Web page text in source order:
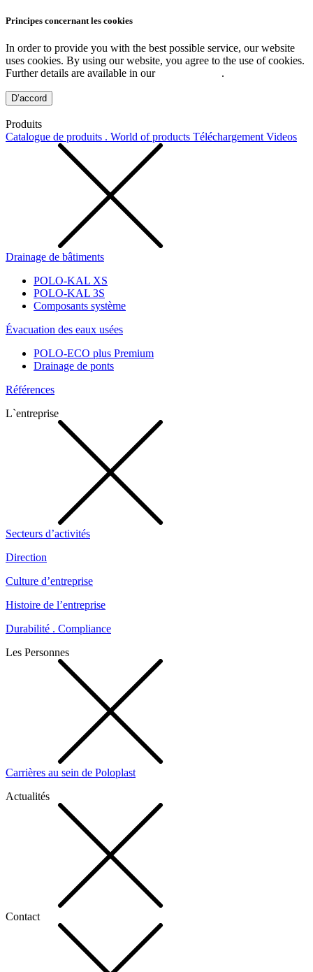
Principes concernant les cookies
In order to provide you with the best possible service, our website
uses cookies. By using our website, you agree to the use of cookies.
Further details are available in our
.
D’accord
Produits
Catalogue de produits . World of products Téléchargement Videos
Drainage de bâtiments
POLO-KAL XS
POLO-KAL 3S
Composants système
Évacuation des eaux usées
POLO-ECO plus Premium
Drainage de ponts
Références
L`entreprise
Secteurs d’activités
Direction
Culture d’entreprise
Histoire de l’entreprise
Durabilité . Compliance
Les Personnes
Carrières au sein de Poloplast
Actualités
Contact